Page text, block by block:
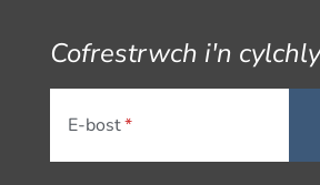
Cofrestrwch i'n
E-bost